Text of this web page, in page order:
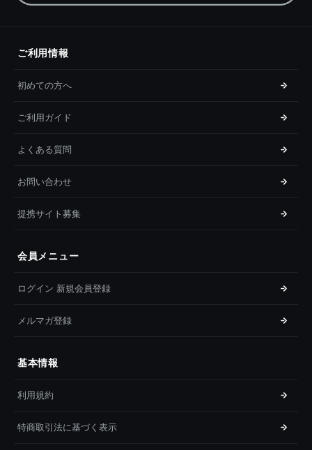
ご利用情報
初めての方へ
ご利用ガイド
よくある質問
お問い合わせ
提携サイト募集
会員メニュー
ログイン 新規会員登録
メルマガ登録
基本情報
利用規約
特商取引法に基づく表示